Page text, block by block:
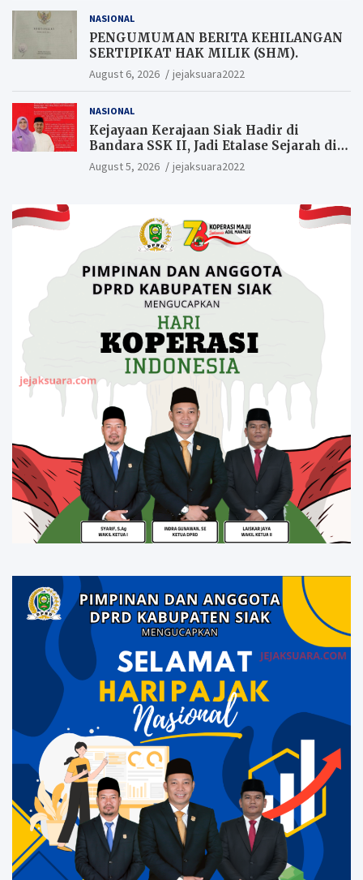
NASIONAL
PENGUMUMAN BERITA KEHILANGAN
SERTIPIKAT HAK MILIK (SHM).
August 6, 2026 jejaksuara2022
NASIONAL
Kejayaan Kerajaan Siak Hadir di
Bandara SSK II, Jadi Etalase Sejarah di
Gerbang Riau
August 5, 2026 jejaksuara2022